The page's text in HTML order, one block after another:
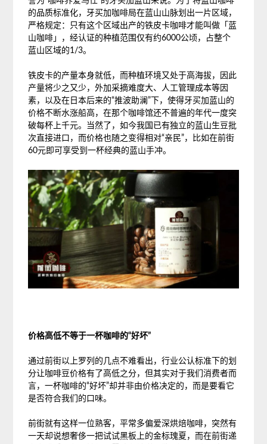
的品质标准化，牙买加咖啡局在蓝山山脉划出一片区域，
严格规定：只有这个区域出产的铁皮卡咖啡才能叫做「蓝
山咖啡」，经认证的种植范围仅有约6000公顷，占整个
蓝山区域的1/3。
铁皮卡的产量本身就低，而种植环境又处于高海拔，因此
产量将少之又少，外加采摘难度大、人工管理成本等因
素，以及在日本后来的“推波助澜”下，使得牙买加蓝山的
价格不断水涨船高，在那个咖啡馆还不普遍的年代一度突
破每杯上千元。当然了，如今我国已有独立的蓝山生豆批
次直接进口，而价格也随之变得相对“亲民”，比如在前街
60元即可享受到一杯经典的蓝山手冲。
价格高低不等于一杯咖啡的“好坏”
通过前街以上罗列的几点不难看出，行业公认标准下的划
分让咖啡豆价格有了高低之分，但其实对于我们消费者而
言，一杯咖啡的“好坏”却并非由价格决定的，而是要看它
是否符合我们的口味。
前街就有这样一位熟客，平常多偏爱深烘焙咖啡，突然有
一天却说想奢侈一把试试黑板上的金标瑰夏，而在前街递